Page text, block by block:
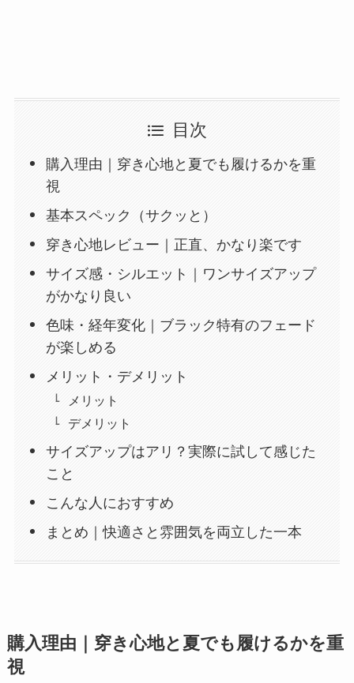
目次
購入理由｜穿き心地と夏でも履けるかを重
視
基本スペック（サクッと）
穿き心地レビュー｜正直、かなり楽です
サイズ感・シルエット｜ワンサイズアップ
がかなり良い
色味・経年変化｜ブラック特有のフェード
が楽しめる
メリット・デメリット
メリット
デメリット
サイズアップはアリ？実際に試して感じた
こと
こんな人におすすめ
まとめ｜快適さと雰囲気を両立した一本
購入理由｜穿き心地と夏でも履けるかを重
視